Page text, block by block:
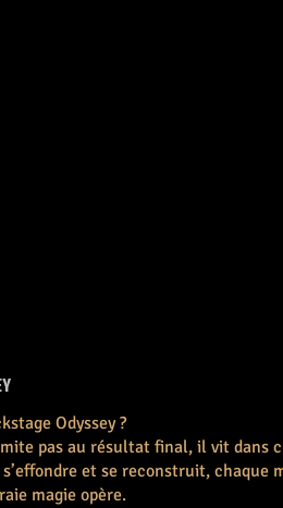
Odyssey ?
pas au résultat final, il vit dans
et se reconstruit, chaque
magie opère.